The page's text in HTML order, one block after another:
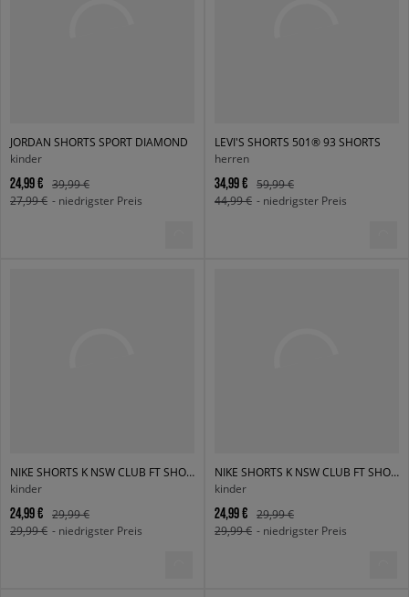
JORDAN SHORTS SPORT DIAMOND
kinder
24,99 €
39,99 €
27,99 € - niedrigster Preis
LEVI'S SHORTS 501® 93 SHORTS
herren
34,99 €
59,99 €
44,99 € - niedrigster Preis
NIKE SHORTS K NSW CLUB FT SHORT LBR BOY
kinder
24,99 €
29,99 €
29,99 € - niedrigster Preis
NIKE SHORTS K NSW CLUB FT SHORT LBR BOY
kinder
24,99 €
29,99 €
29,99 € - niedrigster Preis